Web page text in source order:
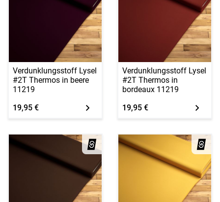
Verdunklungsstoff Lysel
#2T Thermos in beere
11219
19,95 €
Verdunklungsstoff Lysel
#2T Thermos in
bordeaux 11219
19,95 €